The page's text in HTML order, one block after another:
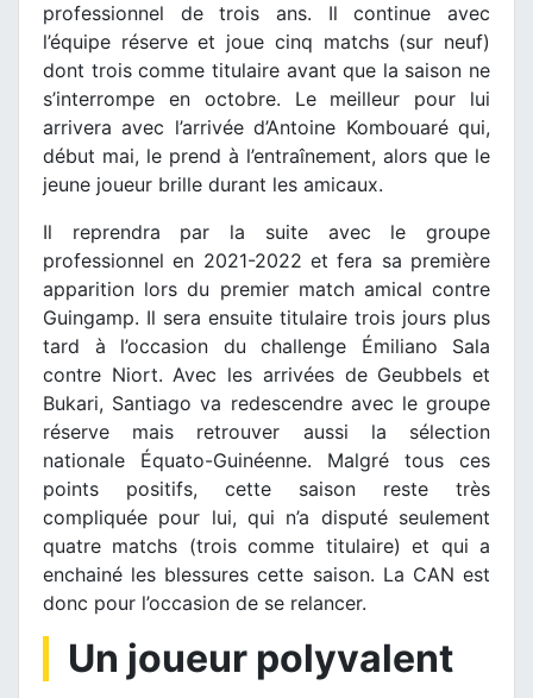
professionnel de trois ans. Il continue avec
l’équipe réserve et joue cinq matchs (sur neuf)
dont trois comme titulaire avant que la saison ne
s’interrompe en octobre. Le meilleur pour lui
arrivera avec l’arrivée d’Antoine Kombouaré qui,
début mai, le prend à l’entraînement, alors que le
jeune joueur brille durant les amicaux.
Il reprendra par la suite avec le groupe
professionnel en 2021-2022 et fera sa première
apparition lors du premier match amical contre
Guingamp. Il sera ensuite titulaire trois jours plus
tard à l’occasion du challenge Émiliano Sala
contre Niort. Avec les arrivées de Geubbels et
Bukari, Santiago va redescendre avec le groupe
réserve mais retrouver aussi la sélection
nationale Équato-Guinéenne. Malgré tous ces
points positifs, cette saison reste très
compliquée pour lui, qui n’a disputé seulement
quatre matchs (trois comme titulaire) et qui a
enchainé les blessures cette saison. La CAN est
donc pour l’occasion de se relancer.
Un joueur polyvalent